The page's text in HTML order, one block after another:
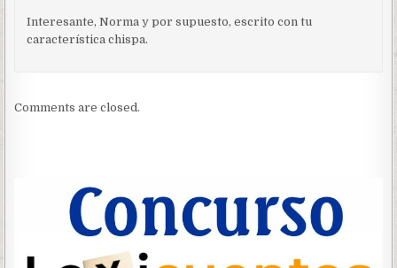
Interesante, Norma y por supuesto, escrito con tu
característica chispa.
Comments are closed.